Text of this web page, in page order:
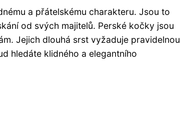
a přátelskému charakteru. Jsou to
od svých majitelů. Perské kočky jsou
Jejich dlouhá srst vyžaduje pravidelnou
hledáte klidného a elegantního